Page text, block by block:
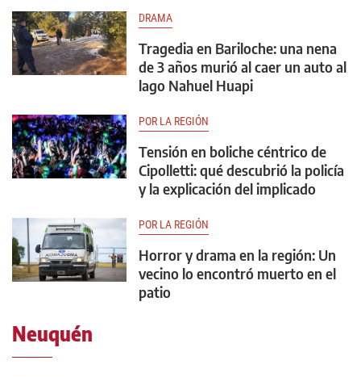
DRAMA
Tragedia en Bariloche: una nena
de 3 años murió al caer un auto al
lago Nahuel Huapi
POR LA REGIÓN
Tensión en boliche céntrico de
Cipolletti: qué descubrió la policía
y la explicación del implicado
POR LA REGIÓN
Horror y drama en la región: Un
vecino lo encontró muerto en el
patio
Neuquén